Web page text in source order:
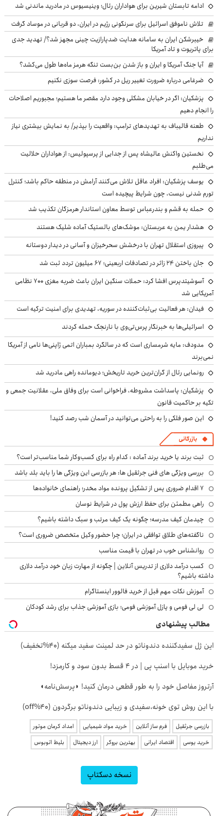
ادامه تابستان شیرین برای هواداران رئال؛ وینیسیوس در مادرید ماندنی شد
تلاش ناموفق اسرائیل برای سرنگونی رژیم در ایران، دو قربانی در موساد گرفت
خیبرشکن ایران به سامانه هدایت ضدپارازیت چینی مجهز شد؟/ تهدید جدی
برای پاتریوت و تاد آمریکا
آیا جنگ آمریکا و ایران و باز شدن بن‌بست تنگه هرمز ماه‌ها طول می‌کشد؟
ضرغامی درباره ضرورت تغییر ریل در کشور: فرصت سوزی نکنیم
پزشکیان: اگر در خیابان مشکلی وجود دارد مقصر ما هستیم؛ مجبوریم اصلاحات
را انجام دهیم
طعنه قالیباف به تهدیدهای ترامپ: واقعیت را بپذیر/ به نمایش بیشتری نیاز
نداریم
نخستین واکنش عالیشاه پس از جدایی از پرسپولیس: از هواداران حلالیت
می‌طلبم
یوسف پزشکیان: افراد عاقل تلاش می‌کنند آرامش در منطقه حاکم باشد؛ کنترل
تورم شدنی نیست، چون شرایط پیچیده است
حمله به قشم و بندرعباس توسط معاون استاندار هرمزگان تکذیب شد
هشدار یمن به عربستان: موشک‌های بالستیک آماده شلیک هستند
پیروزی استقلال تهران با درخشش سحرخیزان و آسانی در دیدار دوستانه
جان باختن ۲۴ زائر در تصادفات اربعینی؛ ۶۷ میلیون تردد ثبت شد
آسوشیتدپرس افشا کرد: حملات سنگین ایران باعث ضربه مغزی ۷۰۰ نظامی
آمریکایی شد
فیدان: هر فعالیت بی‌ثبات‌کننده در سوریه، تهدیدی برای امنیت ترکیه است
اسرائیلی‌ها به خبرنگار پرس‌تی‌وی با نارنجک حمله کردند
مدودف: مایه شرمساری است که در سالگرد بمباران اتمی ژاپنی‌ها نامی از آمریکا
نمی‌برند
رونمایی رئال از گران‌ترین خرید تاریخش؛ دیومانده راهی مادرید شد
پزشکیان: پاسداشت مشروطه، فراخوانی است برای وفاق ملی، عقلانیت جمعی و
تکیه بر حاکمیت قانون
این صور فلکی را به راحتی می‌توانید در آسمان شب رصد کنید!
بازرگانی
ثبت برند یا خرید برند آماده : کدام راه برای کسب‌وکار شما مناسب‌تر است؟
بررسی ویژگی های فنی جرثقیل ها: هر بازرسی این ویژگی ها را باید بلد باشد
۷ اقدام ضروری پس از تشکیل پرونده مواد مخدر؛ راهنمای خانواده‌ها
راهی مطمئن برای حفظ ارزش پول در شرایط نوسان
چیدمان کیف مدرسه؛ چگونه یک کیف مرتب و سبک داشته باشیم؟
ناگفته‌های طلاق توافقی در ایران؛ چرا حضور وکیل متخصص ضروری است؟
روانشناس خوب در تهران با قیمت مناسب
کسب درآمد دلاری از تدریس آنلاین | چگونه از مهارت زبان خود درآمد دلاری
داشته باشیم؟
آموزش نکات مهم قبل از خرید فالوور اینستاگرام
لی لی فومی و پازل آموزشی فومی؛ بازی آموزشی جذاب برای رشد کودکان
مطالب پیشنهادی
این ژل سفیدکننده دندوناتو در حد لمینت سفید میکنه (40%تخفیف)
خرید موبایل با اسنپ پی | در ۴ قسط بدون سود و کارمزد!
آرتروز مفاصل خود را به طور قطعی درمان کنید! ◗پرسش‌نامه◖
با این روش توی خونه،سفیدی و زیبایی دندوناتو برگردون (40%off)
بازرسی جرثقیل فرم ساز آنلاین خرید مواد شیمیایی
امداد کرمان موتور
خرید یوسی
اقتصاد ایرانی بهترین بروکر ارز دیجیتال بلیط اتوبوس
نسخه دسکتاپ